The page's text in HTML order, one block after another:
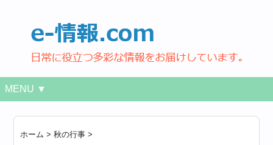
MENU ▼
ホーム >秋の行事 >